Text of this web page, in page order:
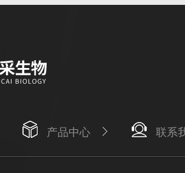
产品中心 联系